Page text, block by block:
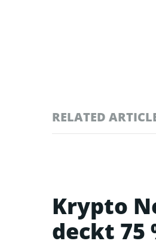
RELATED
Krypto
deckt 75